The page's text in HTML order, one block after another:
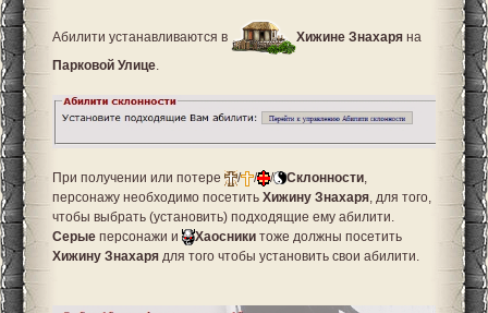
Абилити устанавливаются в Хижине Знахаря на
Парковой Улице.
При получении или потере / / / Склонности,
персонажу необходимо посетить Хижину Знахаря, для того,
чтобы выбрать (установить) подходящие ему абилити.
Серые персонажи и Хаосники тоже должны посетить
Хижину Знахаря для того чтобы установить свои абилити.